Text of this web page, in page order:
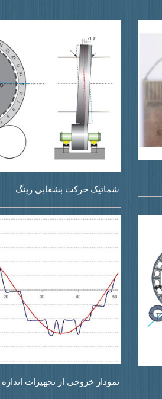
شماتیک حرکت بشقابی رینگ
نمودار خروجی از تجهیزات اندازه